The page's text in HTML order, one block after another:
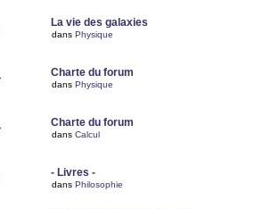
La vie des galaxies
dans Physique
Charte du forum
dans Physique
Charte du forum
dans Calcul
- Livres -
dans Philosophie